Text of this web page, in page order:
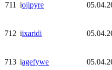
711 iojipyre
712 iixaridi
713 iagefywe